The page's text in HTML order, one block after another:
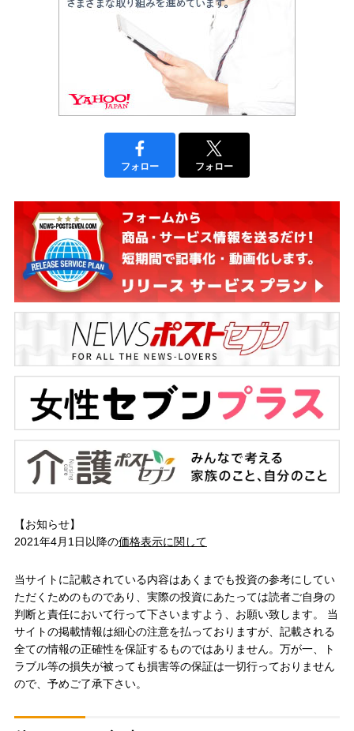
フォロー フォロー
【お知らせ】
2021年4月1日以降の価格表示に関して
当サイトに記載されている内容はあくまでも投資の参考にしてい
ただくためのものであり、実際の投資にあたっては読者ご自身の
判断と責任において行って下さいますよう、お願い致します。 当
サイトの掲載情報は細心の注意を払っておりますが、記載される
全ての情報の正確性を保証するものではありません。万が一、ト
ラブル等の損失が被っても損害等の保証は一切行っておりません
ので、予めご了承下さい。